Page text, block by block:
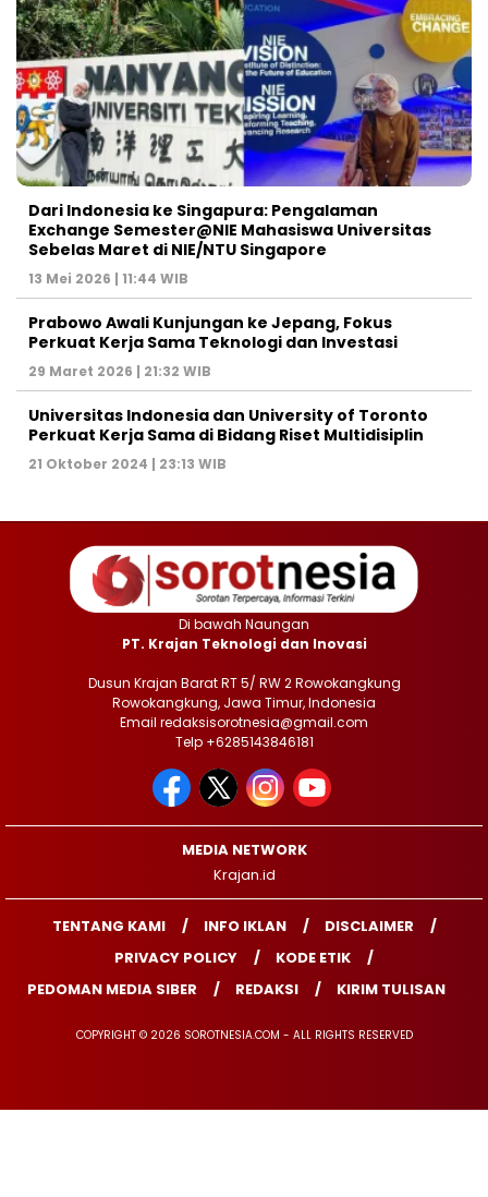
Dari Indonesia ke Singapura: Pengalaman
Exchange Semester@NIE Mahasiswa Universitas
Sebelas Maret di NIE/NTU Singapore
13 Mei 2026 | 11:44 WIB
Prabowo Awali Kunjungan ke Jepang, Fokus
Perkuat Kerja Sama Teknologi dan Investasi
29 Maret 2026 | 21:32 WIB
Universitas Indonesia dan University of Toronto
Perkuat Kerja Sama di Bidang Riset Multidisiplin
21 Oktober 2024 | 23:13 WIB
Di bawah Naungan
PT. Krajan Teknologi dan Inovasi
Dusun Krajan Barat RT 5/ RW 2 Rowokangkung
Rowokangkung, Jawa Timur, Indonesia
Email redaksisorotnesia@gmail.com
Telp +6285143846181
MEDIA NETWORK
Krajan.id
TENTANG KAMI INFO IKLAN
DISCLAIMER
PRIVACY POLICY
KODE ETIK
PEDOMAN MEDIA SIBER
REDAKSI KIRIM TULISAN
COPYRIGHT © 2026 SOROTNESIA.COM - ALL RIGHTS RESERVED